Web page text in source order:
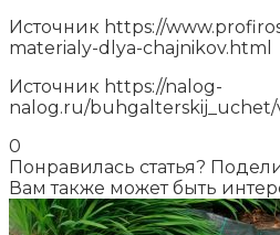
Источник https://
materialy-dlya-chajnikov.html
Источник https://nalog-
nalog.ru/
0
Понравилась статья?
Вам также может быть